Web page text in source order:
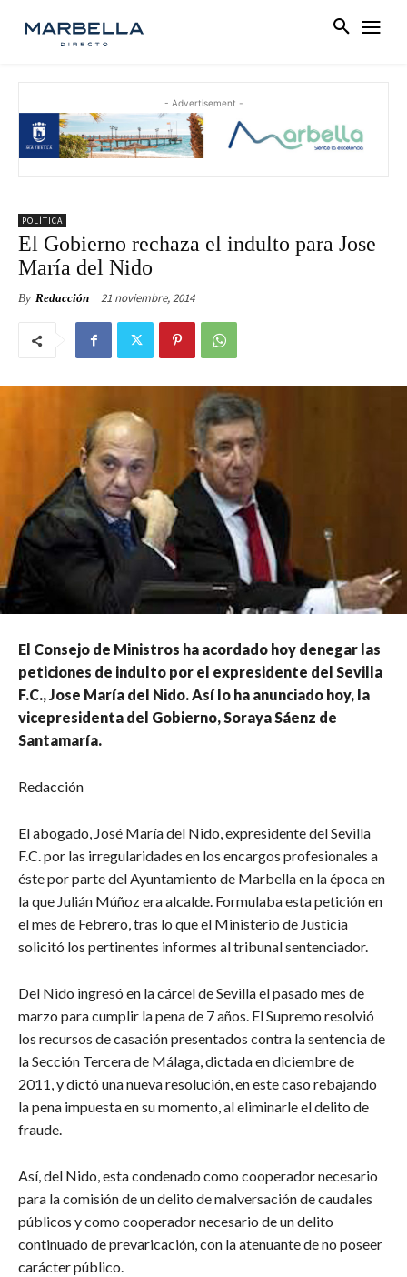
- Advertisement -
POLÍTICA
El Gobierno rechaza el indulto para Jose
María del Nido
By Redacción 21 noviembre, 2014
El Consejo de Ministros ha acordado hoy denegar las
peticiones de indulto por el expresidente del Sevilla
F.C., Jose María del Nido. Así lo ha anunciado hoy, la
vicepresidenta del Gobierno, Soraya Sáenz de
Santamaría.
Redacción
El abogado, José María del Nido, expresidente del Sevilla
F.C. por las irregularidades en los encargos profesionales a
éste por parte del Ayuntamiento de Marbella en la época en
la que Julián Múñoz era alcalde. Formulaba esta petición en
el mes de Febrero, tras lo que el Ministerio de Justicia
solicitó los pertinentes informes al tribunal sentenciador.
Del Nido ingresó en la cárcel de Sevilla el pasado mes de
marzo para cumplir la pena de 7 años. El Supremo resolvió
los recursos de casación presentados contra la sentencia de
la Sección Tercera de Málaga, dictada en diciembre de
2011, y dictó una nueva resolución, en este caso rebajando
la pena impuesta en su momento, al eliminarle el delito de
fraude.
Así, del Nido, esta condenado como cooperador necesario
para la comisión de un delito de malversación de caudales
públicos y como cooperador necesario de un delito
continuado de prevaricación, con la atenuante de no poseer
carácter público.